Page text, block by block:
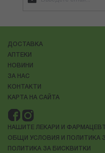
ДОСТАВКА
АПТЕКИ
НОВИНИ
ЗА НАС
КОНТАКТИ
КАРТА НА САЙТА
НАШИТЕ ЛЕКАРИ И
ОБЩИ УСЛОВИЯ И ПОЛИТИКА
ПОЛИТИКА ЗА БИСКВИТКИ